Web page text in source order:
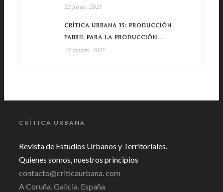
22 junio, 2025
CRÍTICA URBANA 35: PRODUCCIÓN
FABRIL PARA LA PRODUCCIÓN...
24 marzo, 2025
CRÍTICA URBANA
Revista de Estudios Urbanos y Territoriales.
Quienes somos, nuestros principios
contacto@criticaurbana. com
A Coruña. Galicia. España